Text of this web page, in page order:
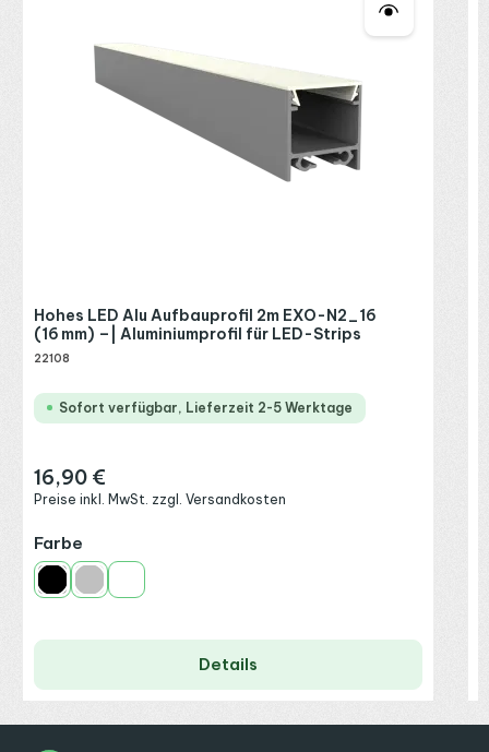
Hohes LED Alu Aufbauprofil 2m EXO-N2_16
(16 mm) –| Aluminiumprofil für LED-Strips
22108
Sofort verfügbar, Lieferzeit 2-5 Werktage
Regulärer Preis:
16,90 €
Preise inkl. MwSt. zzgl. Versandkosten
Farbe
Schwarz
Silber Weiß
Details